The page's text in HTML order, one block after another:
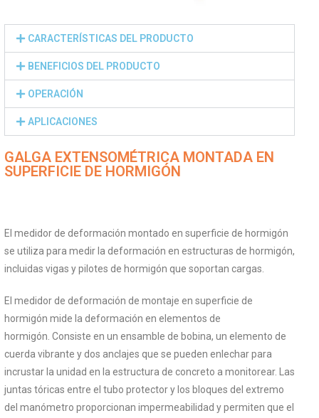
CARACTERÍSTICAS DEL PRODUCTO
BENEFICIOS DEL PRODUCTO
OPERACIÓN
APLICACIONES
GALGA EXTENSOMÉTRICA MONTADA EN
SUPERFICIE DE HORMIGÓN
El medidor de deformación montado en superficie de hormigón
se utiliza para medir la deformación en estructuras de hormigón,
incluidas vigas y pilotes de hormigón que soportan cargas.
El medidor de deformación de montaje en superficie de
hormigón mide la deformación en elementos de
hormigón. Consiste en un ensamble de bobina, un elemento de
cuerda vibrante y dos anclajes que se pueden enlechar para
incrustar la unidad en la estructura de concreto a monitorear. Las
juntas tóricas entre el tubo protector y los bloques del extremo
del manómetro proporcionan impermeabilidad y permiten que el